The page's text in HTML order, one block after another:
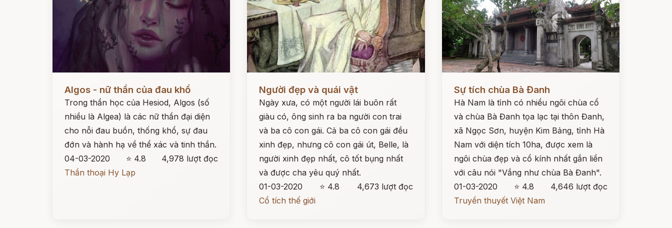
Algos - nữ thần của đau khổ
Trong thần học của Hesiod, Algos (số
nhiều là Algea) là các nữ thần đại diện
cho nỗi đau buồn, thống khổ, sự đau
đớn và hành hạ về thể xác và tinh thần.
04-03-2020
⭐ 4.8
4,978 lượt đọc
Thần thoại Hy Lạp
Người đẹp và quái vật
Ngày xưa, có một người lái buôn rất
giàu có, ông sinh ra ba người con trai
và ba cô con gái. Cả ba cô con gái đều
xinh đẹp, nhưng cô con gái út, Belle, là
người xinh đẹp nhất, cô tốt bụng nhất
và được cha yêu quý nhất.
01-03-2020
⭐ 4.8
4,673 lượt đọc
Cổ tích thế giới
Sự tích chùa Bà Đanh
Hà Nam là tỉnh có nhiều ngôi chùa cổ
và chùa Bà Đanh tọa lạc tại thôn Đanh,
xã Ngọc Sơn, huyện Kim Bảng, tỉnh Hà
Nam với diện tích 10ha, được xem là
ngôi chùa đẹp và cổ kính nhất gắn liền
với câu nói "Vắng như chùa Bà Đanh".
01-03-2020
⭐ 4.8
4,646 lượt đọc
Truyền thuyết Việt Nam